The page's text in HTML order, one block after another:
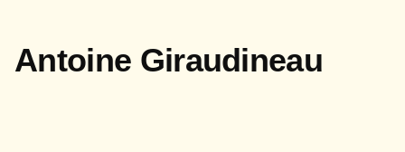
Antoine Giraudineau